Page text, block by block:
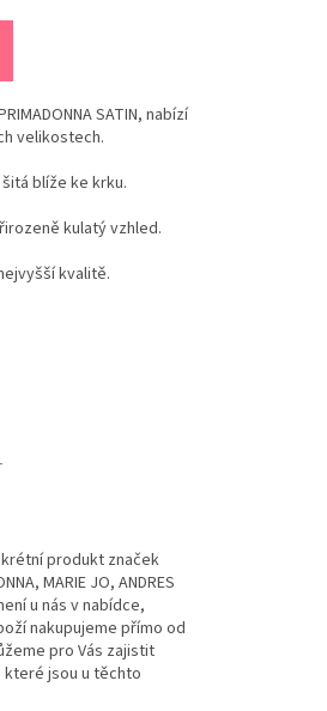
SATIN, nabízí
velikostech.
blíže ke krku.
kulatý vzhled.
kvalitě.
produkt značek
MARIE JO, ANDRES
u nás v nabídce,
nakupujeme přímo od
pro Vás zajistit
jsou u těchto